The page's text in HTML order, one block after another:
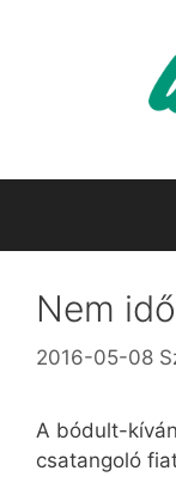
Nem
2016-05-08
A bódult-
csatangoló